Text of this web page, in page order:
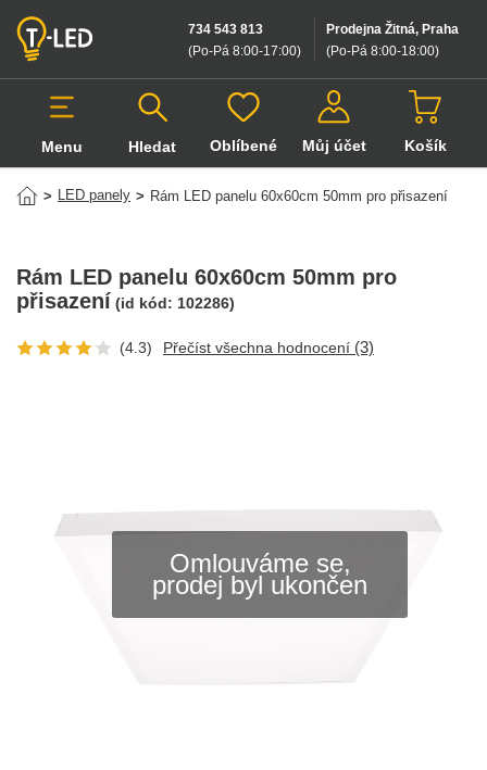
Prodejna Žitná, Praha
(Po-Pá 8:00-18:00)
734 543 813
(Po-Pá 8:00-17:00)
Menu Hledat
Hledat v produktech
Oblíbené Můj účet Košík
> LED panely > Rám LED panelu 60x60cm 50mm pro přisazení
Omlouváme se,
prodej byl ukončen
Rám LED panelu 60x60cm 50mm pro
přisazení (id kód: 102286)
(4.3) Přečíst všechna hodnocení (3)